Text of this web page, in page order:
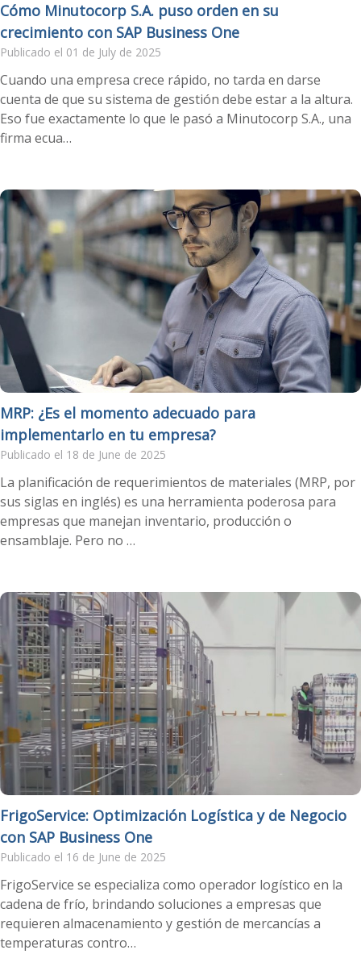
Cómo Minutocorp S.A. puso orden en su
crecimiento con SAP Business One
Publicado el 01 de July de 2025
Cuando una empresa crece rápido, no tarda en darse
cuenta de que su sistema de gestión debe estar a la altura.
Eso fue exactamente lo que le pasó a Minutocorp S.A., una
firma ecua…
MRP: ¿Es el momento adecuado para
implementarlo en tu empresa?
Publicado el 18 de June de 2025
La planificación de requerimientos de materiales (MRP, por
sus siglas en inglés) es una herramienta poderosa para
empresas que manejan inventario, producción o
ensamblaje. Pero no …
FrigoService: Optimización Logística y de Negocio
con SAP Business One
Publicado el 16 de June de 2025
FrigoService se especializa como operador logístico en la
cadena de frío, brindando soluciones a empresas que
requieren almacenamiento y gestión de mercancías a
temperaturas contro…